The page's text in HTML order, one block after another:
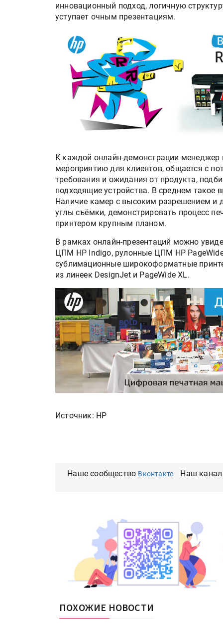
инновационный подход, логичную
уступает очным презентациям.
К каждой онлайн-демонстрации менеджер
мероприятию для клиентов, общается с
требования и ожидания от продукта,
подходящие устройства. В среднем такое
Наличие камер с высоким разрешением и
углы съёмки, демонстрировать процесс
принтером крупным планом.
В рамках онлайн-презентаций можно
ЦПМ HP Indigo, рулонные ЦПМ HP
сублимационные широкоформатные
из линеек DesignJet и PageWide XL.
Источник: HP
Наше сообщество Вконтакте Наш канал
ПОХОЖИЕ НОВОСТИ